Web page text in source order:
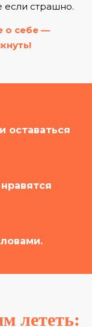
если страшно.
о себе —
оставаться
лететь: